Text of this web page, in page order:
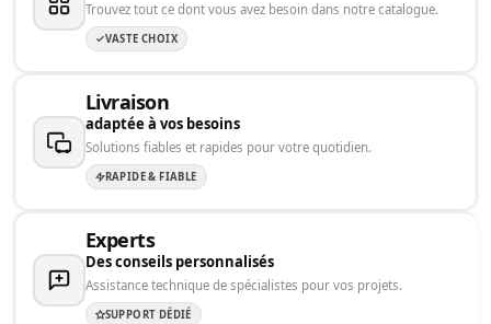
Trouvez tout ce dont vous avez besoin dans notre catalogue.
VASTE CHOIX
Livraison
adaptée à vos besoins
Solutions fiables et rapides pour votre quotidien.
RAPIDE & FIABLE
Experts
Des conseils personnalisés
Assistance technique de spécialistes pour vos projets.
SUPPORT DÉDIÉ